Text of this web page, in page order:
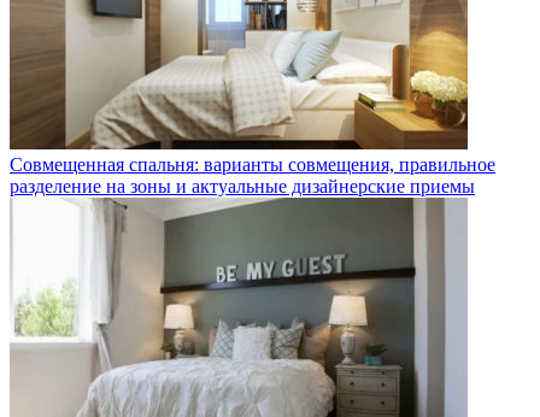
Совмещенная спальня: варианты совмещения, правильное
разделение на зоны и актуальные дизайнерские приемы